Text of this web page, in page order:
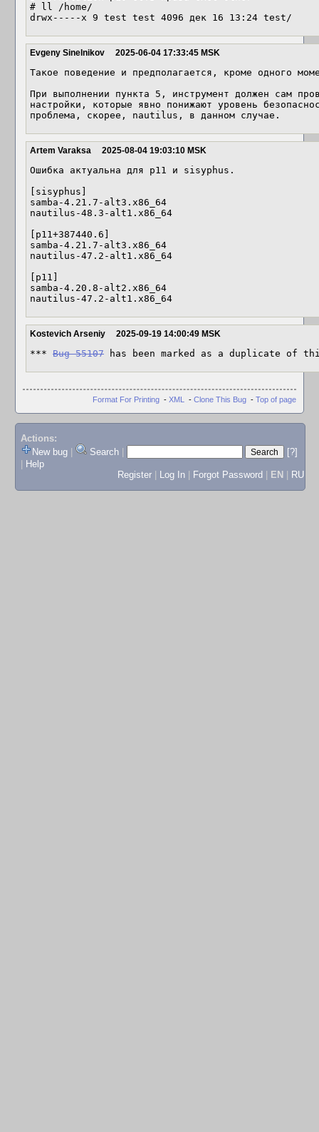
# ll /home/
drwx-----x 9 test test 4096 дек 16 13:24 test/
Evgeny Sinelnikov 2025-06-04 17:33:45 MSK
Такое поведение и предполагается, кроме одного
При выполнении пункта 5, инструмент должен сам
настройки, которые явно понижают уровень
проблема, скорее, nautilus, в данном случае.
Artem Varaksa 2025-08-04 19:03:10 MSK
Ошибка актуальна для p11 и sisyphus.
[sisyphus]
samba-4.21.7-alt3.x86_64
nautilus-48.3-alt1.x86_64
[p11+387440.6]
samba-4.21.7-alt3.x86_64
nautilus-47.2-alt1.x86_64
[p11]
samba-4.20.8-alt2.x86_64
nautilus-47.2-alt1.x86_64
Kostevich Arseniy 2025-09-19 14:00:49 MSK
*** Bug 55107 has been marked as a duplicate of
Format For Printing - XML - Clone This Bug - Top of page
Actions:
New bug
Search
[?]
Help
Register
Log In Forgot Password EN RU